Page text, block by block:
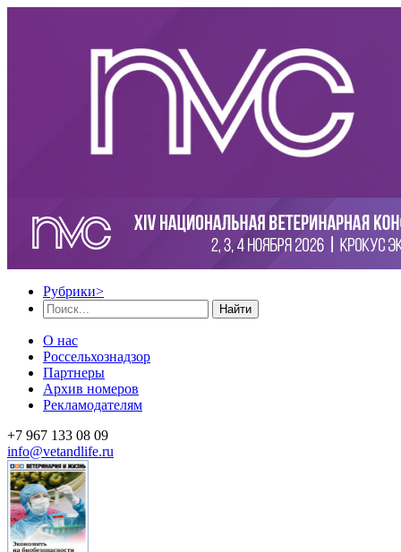
Рубрики>
Найти
О нас
Россельхознадзор
Партнеры
Архив номеров
Рекламодателям
+7 967 133 08 09
info@vetandlife.ru